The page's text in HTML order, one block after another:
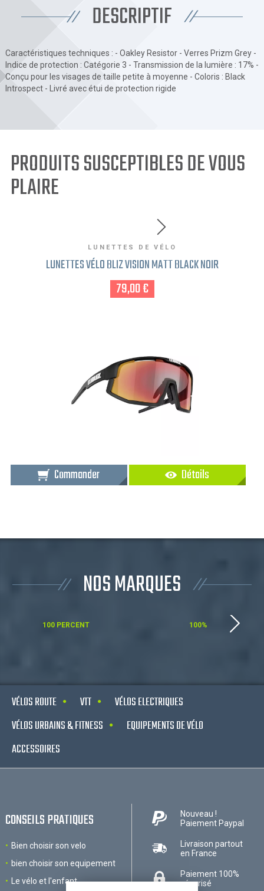
DESCRIPTIF
Caractéristiques techniques : - Oakley Resistor - Verres Prizm Grey -
Indice de protection : Catégorie 3 - Transmission de la lumière : 17% -
Conçu pour les visages de taille petite à moyenne - Coloris : Black
Introspect - Livré avec étui de protection rigide
PRODUITS SUSCEPTIBLES DE VOUS
PLAIRE
LUNETTES DE VÉLO
LUNETTES VÉLO BLIZ VISION MATT BLACK NOIR
79,00 €
Commander Détails
NOS MARQUES
100 PERCENT 100%
VÉLOS ROUTE VTT
VÉLOS ELECTRIQUES
VÉLOS URBAINS & FITNESS
EQUIPEMENTS DE VÉLO
ACCESSOIRES
CONSEILS PRATIQUES
Bien choisir son velo
bien choisir son equipement
Le vélo et l'enfant
Nouveau !
Paiement Paypal
Livraison partout
en France
Paiement 100%
sécurisé